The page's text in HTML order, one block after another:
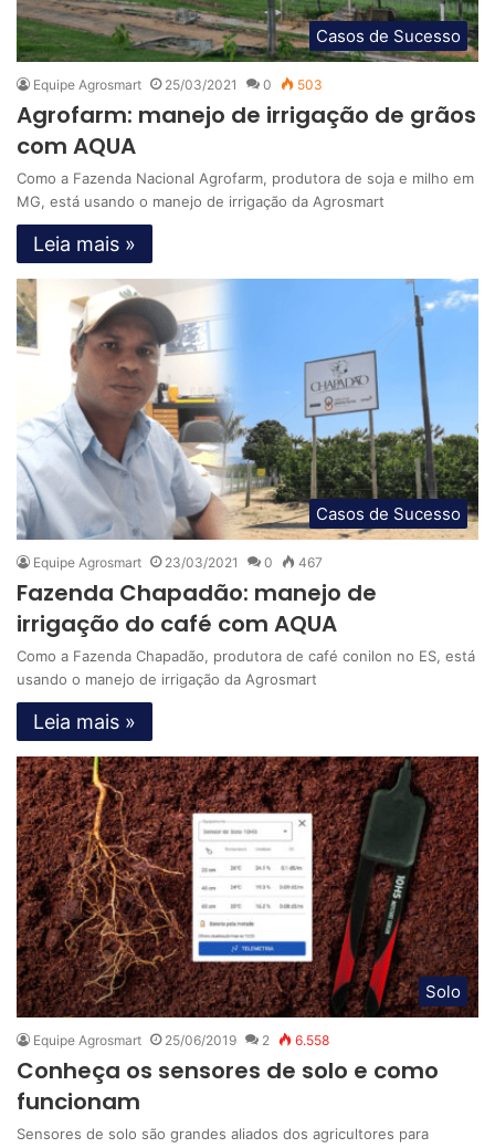
Casos de Sucesso
Equipe Agrosmart 25/03/2021 0 503
Agrofarm: manejo de irrigação de grãos
com AQUA
Como a Fazenda Nacional Agrofarm, produtora de soja e milho em
MG, está usando o manejo de irrigação da Agrosmart
Leia mais »
Casos de Sucesso
Equipe Agrosmart 23/03/2021 0 467
Fazenda Chapadão: manejo de
irrigação do café com AQUA
Como a Fazenda Chapadão, produtora de café conilon no ES, está
usando o manejo de irrigação da Agrosmart
Leia mais »
Solo
Equipe Agrosmart 25/06/2019 2 6.558
Conheça os sensores de solo e como
funcionam
Sensores de solo são grandes aliados dos agricultores para